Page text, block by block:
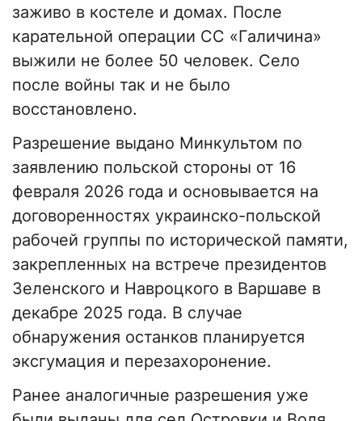
заживо в костеле и домах. После
карательной операции СС «Галичина»
выжили не более 50 человек. Село
после войны так и не было
восстановлено.
Разрешение выдано Минкультом по
заявлению польской стороны от 16
февраля 2026 года и основывается на
договоренностях украинско-польской
рабочей группы по исторической памяти,
закрепленных на встрече президентов
Зеленского и Навроцкого в Варшаве в
декабре 2025 года. В случае
обнаружения останков планируется
эксгумация и перезахоронение.
Ранее аналогичные разрешения уже